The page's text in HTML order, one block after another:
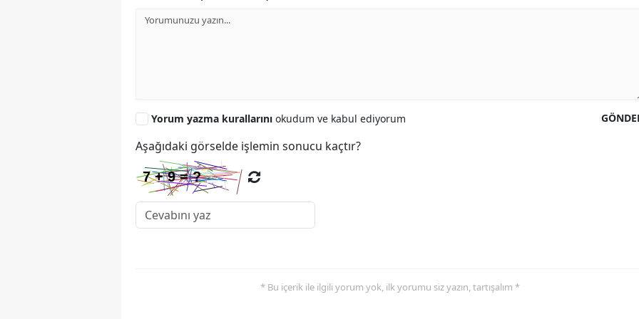
Yorum yazma kurallarını okudum ve kabul ediyorum
Aşağıdaki görselde işlemin sonucu kaçtır?
* Bu içerik ile ilgili yorum yok, ilk yorumu siz yazın, tartışalım *